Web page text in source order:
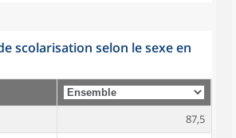
scolarisation selon le sexe en
87,5